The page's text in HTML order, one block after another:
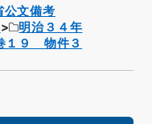
公文備考
明治３４年
９ 物件３